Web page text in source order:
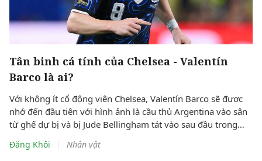
Tân binh cá tính của Chelsea - Valentín
Barco là ai?
Với không ít cổ động viên Chelsea, Valentín Barco sẽ được
nhớ đến đầu tiên với hình ảnh là cầu thủ Argentina vào sân
từ ghế dự bị và bị Jude Bellingham tát vào sau đầu trong
Đăng Khôi Nhân vật